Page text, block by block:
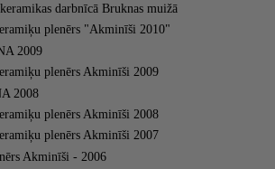
darbnīcā Bruknas muižā
plenērs "Akminīši 2010"
2009
plenērs Akminīši 2009
2008
plenērs Akminīši 2008
plenērs Akminīši 2007
Akminīši - 2006